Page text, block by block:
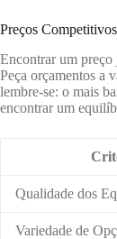
Preços Competitivos
Encontrar um preço
Peça orçamentos a
lembre-se: o mais
encontrar um
Qualidade dos
Variedade de